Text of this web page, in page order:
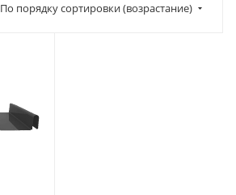
По порядку сортировки (возрастание)